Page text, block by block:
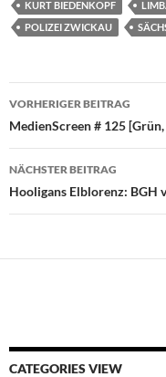
KURT BIEDENKOPF
POLIZEI ZWICKAU
VORHERIGER BEITRAG
MedienScreen # 125
NÄCHSTER BEITRAG
Hooligans Elblorenz: BGH
CATEGORIES VIEW